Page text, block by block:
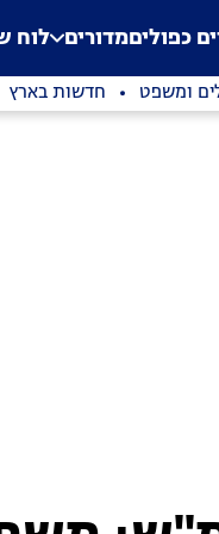
Application error: a
. כפוליםמדורים לוח
ומשפט חדשות בארץ